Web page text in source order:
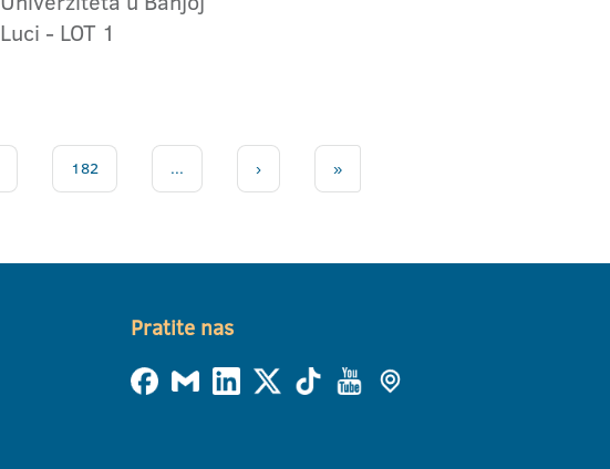
Luci - LOT 1
182 ... › »
Pratite nas